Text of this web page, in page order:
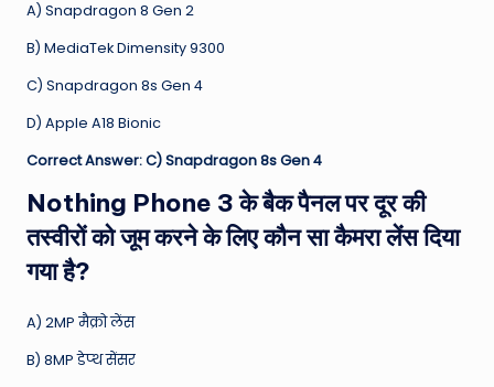
A) Snapdragon 8 Gen 2
B) MediaTek Dimensity 9300
C) Snapdragon 8s Gen 4
D) Apple A18 Bionic
Correct Answer: C) Snapdragon 8s Gen 4
Nothing Phone 3 के बैक पैनल पर दूर की
तस्वीरों को जूम करने के लिए कौन सा कैमरा लेंस दिया
गया है?
A) 2MP मैक्रो लेंस
B) 8MP डेप्थ सेंसर